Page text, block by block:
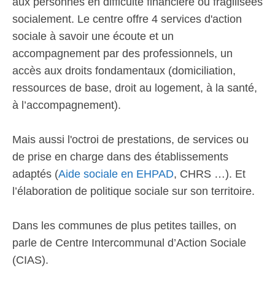
socialement. Le centre offre 4 services d'action
sociale à savoir une écoute et un
accompagnement par des professionnels, un
accès aux droits fondamentaux (domiciliation,
ressources de base, droit au logement, à la santé,
à l’accompagnement).
Mais aussi l'octroi de prestations, de services ou
de prise en charge dans des établissements
adaptés (Aide sociale en EHPAD, CHRS …). Et
l’élaboration de politique sociale sur son territoire.
Dans les communes de plus petites tailles, on
parle de Centre Intercommunal d’Action Sociale
(CIAS).